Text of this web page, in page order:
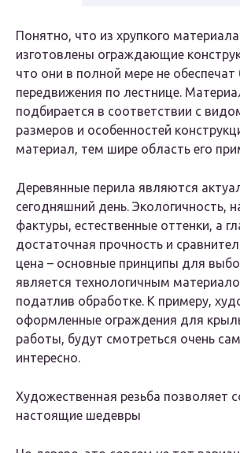
Понятно, что из хрупкого
изготовлены ограждающие
что они в полной мере не обеспечат
передвижения по лестнице.
подбирается в соответствии с
размеров и особенностей
материал, тем шире область его
Деревянные перила являются
сегодняшний день. Экологичность,
фактуры, естественные оттенки, а
достаточная прочность и
цена – основные принципы для
является технологичным
податлив обработке. К примеру,
оформленные ограждения для
работы, будут смотреться очень
интересно.
Художественная резьба позволяет
настоящие шедевры